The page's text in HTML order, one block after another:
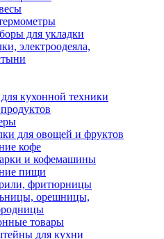
для укладки
электроодеяла,
кухонной техники
для овощей и фруктов
кофе
и кофемашины
пищи
фритюрницы
орешницы,
товары
для кухни